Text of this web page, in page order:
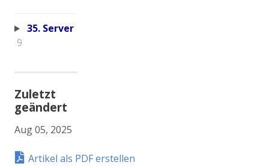
35. Server
9
Zuletzt
geändert
Aug 05, 2025
Artikel als PDF erstellen